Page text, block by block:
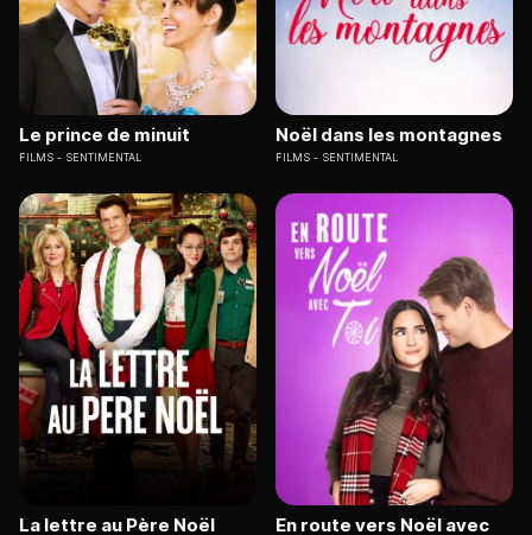
Le prince de minuit
FILMS SENTIMENTAL
Noël dans les montagnes
FILMS SENTIMENTAL
La lettre au Père Noël
En route vers Noël avec